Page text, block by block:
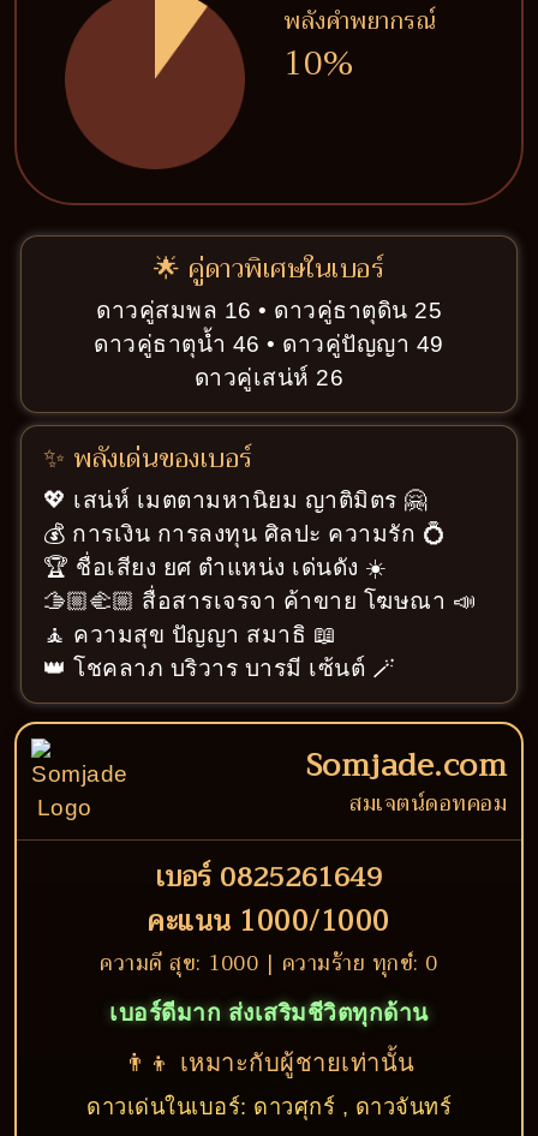
พลังคำพยากรณ์
10%
🌟 คู่ดาวพิเศษในเบอร์
ดาวคู่สมพล 16 • ดาวคู่ธาตุดิน 25
ดาวคู่ธาตุน้ำ 46 • ดาวคู่ปัญญา 49
ดาวคู่เสน่ห์ 26
✨ พลังเด่นของเบอร์
💖 เสน่ห์ เมตตามหานิยม ญาติมิตร 🤗
💰 การเงิน การลงทุน ศิลปะ ความรัก 💍
🏆 ชื่อเสียง ยศ ตำแหน่ง เด่นดัง ☀️
🫱🏼‍🫲🏼 สื่อสารเจรจา ค้าขาย โฆษณา 📣
🧘 ความสุข ปัญญา สมาธิ 📖
👑 โชคลาภ บริวาร บารมี เซ้นต์ 🪄
Somjade.com
สมเจตน์ดอทคอม
เบอร์ 0825261649
คะแนน 1000/1000
ความดี สุข: 1000 | ความร้าย ทุกข์: 0
เบอร์ดีมาก ส่งเสริมชีวิตทุกด้าน
👨‍👦 เหมาะกับผู้ชายเท่านั้น
ดาวเด่นในเบอร์: ดาวศุกร์ , ดาวจันทร์